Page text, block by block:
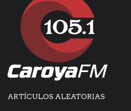
ARTÍCULOS ALEATORIAS